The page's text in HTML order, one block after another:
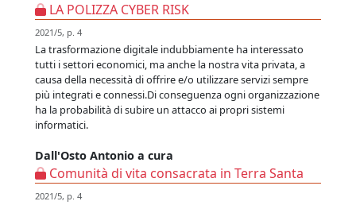
LA POLIZZA CYBER RISK
2021/5, p. 4
La trasformazione digitale indubbiamente ha interessato
tutti i settori economici, ma anche la nostra vita privata, a
causa della necessità di offrire e/o utilizzare servizi sempre
più integrati e connessi.Di conseguenza ogni organizzazione
ha la probabilità di subire un attacco ai propri sistemi
informatici.
Dall'Osto Antonio a cura
Comunità di vita consacrata in Terra Santa
2021/5, p. 4